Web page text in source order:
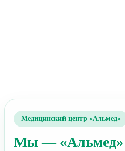
Медицинский центр «Альмед»
Мы — «Альмед»